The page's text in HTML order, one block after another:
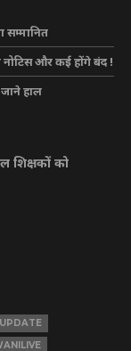
सम्मानित
नोटिस और कई होंगे बंद !
हाल
शिक्षकों को